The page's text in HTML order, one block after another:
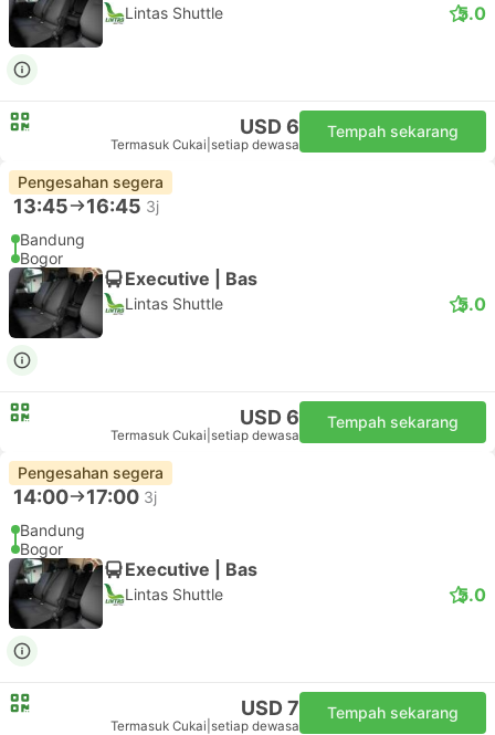
Lintas Shuttle 5.0
USD 6
Termasuk Cukai setiap dewasa
Tempah sekarang
Pengesahan segera
13:45 16:45 3j
Bandung
Bogor
Executive | Bas
Lintas Shuttle 5.0
USD 6
Termasuk Cukai setiap dewasa
Tempah sekarang
Pengesahan segera
14:00 17:00 3j
Bandung
Bogor
Executive | Bas
Lintas Shuttle 5.0
USD 7
Termasuk Cukai setiap dewasa
Tempah sekarang